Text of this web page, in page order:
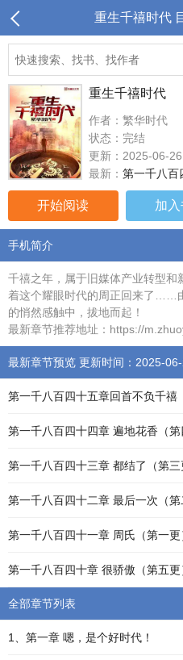
重生千禧时代
重生千禧时代
作者：繁华时代
状态：完结
更新：2025-06-
最新： 第一千八百
开始阅读 加
手机简介
千禧之年，属于旧媒体产业转型和
着这个耀眼时代的周正回来了……
的悄然感触中，拔地而起！
最新章节推荐地址：https://
最新章节预览 更新时间：2025-
第一千八百四十五章回首不负千禧
第一千八百四十四章 遍地花香（第
第一千八百四十三章 都结了（第三
第一千八百四十二章 最后一次（第
第一千八百四十一章 周氏（第一更
第一千八百四十章 很骄傲（第五更
全部章节列表
1、第一章 嗯，是个好时代！